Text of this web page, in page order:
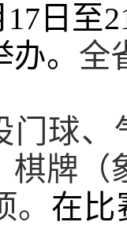
17 日至
。 全
门球
棋牌（
在比